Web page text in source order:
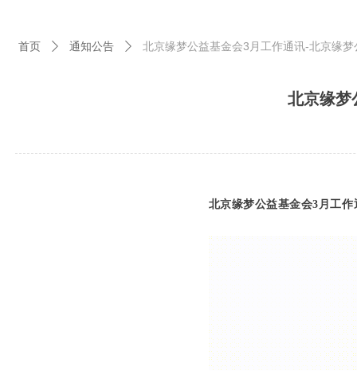
首页 ꄲ 通知公告 ꄲ 北京缘梦公益基金会3月工作通讯-北京缘梦
北京缘梦
北京缘梦公益基金会3月工作